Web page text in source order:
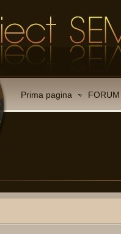
Prima pagina FORUM